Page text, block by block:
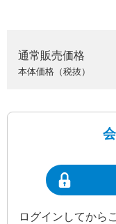
通常販売価格
本体価格（税抜）
ログインしてから